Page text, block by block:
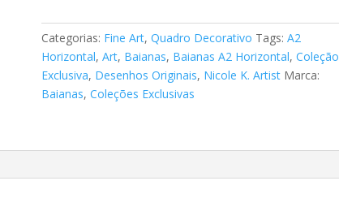
Categorias: Fine Art,Quadro Decorativo Tags:A2
Horizontal,Art, Baianas, Baianas A2 Horizontal,Coleção
Exclusiva, Desenhos Originais, Nicole K. Artist Marca:
Baianas,Coleções Exclusivas